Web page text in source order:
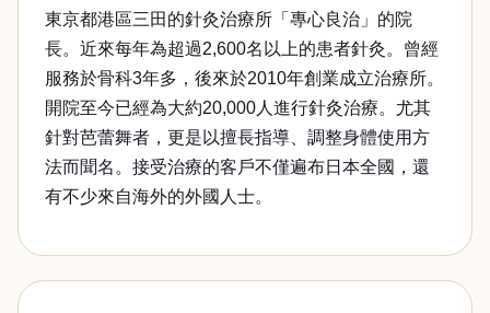
東京都港區三田的針灸治療所「專心良治」的院
長。近來每年為超過2,600名以上的患者針灸。曾經
服務於骨科3年多，後來於2010年創業成立治療所。
開院至今已經為大約20,000人進行針灸治療。尤其
針對芭蕾舞者，更是以擅長指導、調整身體使用方
法而聞名。接受治療的客戶不僅遍布日本全國，還
有不少來自海外的外國人士。